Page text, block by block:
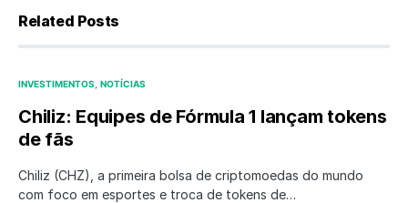
Related Posts
INVESTIMENTOS NOTÍCIAS
Chiliz: Equipes de Fórmula 1 lançam tokens
de fãs
Chiliz (CHZ), a primeira bolsa de criptomoedas do mundo
com foco em esportes e troca de tokens de…